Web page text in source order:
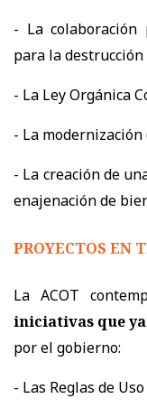
- La colaboración
para la destrucción
- La Ley Orgánica
- La modernización
- La creación de
enajenación de
PROYECTOS EN
La ACOT
iniciativas que
por el gobierno:
- Las Reglas de